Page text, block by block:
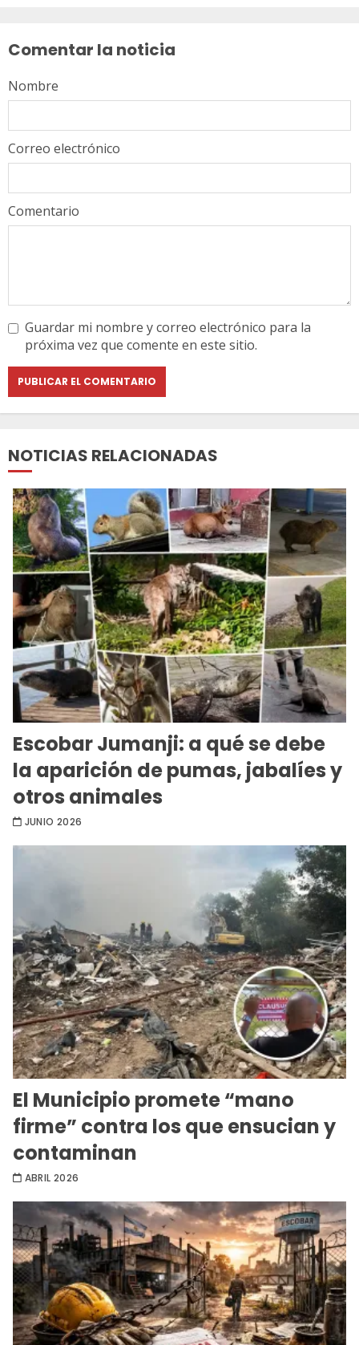
Comentar la noticia
Comentario
Nombre
Correo electrónico
Guardar mi nombre y correo electrónico para la
próxima vez que comente en este sitio.
NOTICIAS RELACIONADAS
Escobar Jumanji: a qué se debe
la aparición de pumas, jabalíes y
otros animales
JUNIO 2026
El Municipio promete “mano
firme” contra los que ensucian y
contaminan
ABRIL 2026